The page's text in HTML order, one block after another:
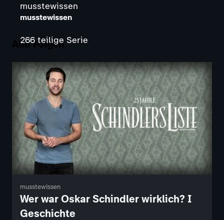
Alle Folgen
musstewissen
musstewissen
266 teilige Serie
musstewissen
Wer war Oskar Schindler wirklich? I
Geschichte